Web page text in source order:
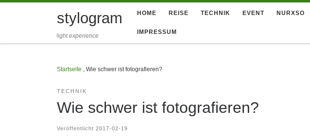
Zum Inhalt springenstylogram
light experience
HOME REISE TECHNIK EVENT NURXSO
IMPRESSUM
Startseite Wie schwer ist fotografieren?
TECHNIK
Wie schwer ist fotografieren?
Veröffentlicht 2017-02-19